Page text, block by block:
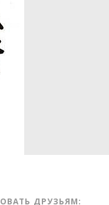
ДРУЗЬЯМ: